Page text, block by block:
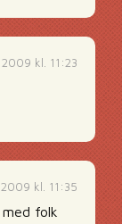
kl. 11:23
kl. 11:35
folk